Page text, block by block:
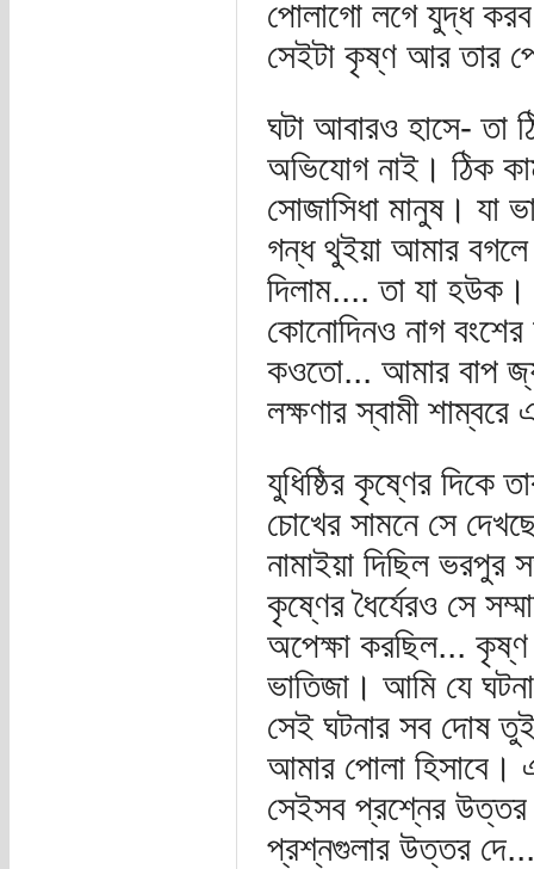
পোলাগো লগে যুদ্ধ
সেইটা কৃষ্ণ আর তার
ঘটা আবারও হাসে- তা
অভিযোগ নাই। ঠিক
সোজাসিধা মানুষ। যা
গন্ধ থুইয়া আমার
দিলাম.... তা যা
কোনোদিনও নাগ
কওতো... আমার বাপ
লক্ষণার স্বামী
যুধিষ্ঠির কৃষ্ণের দিকে
চোখের সামনে সে
নামাইয়া দিছিল ভরপুর
কৃষ্ণের ধৈর্যেরও সে
অপেক্ষা করছিল... কৃষ্ণ
ভাতিজা। আমি যে
সেই ঘটনার সব দোষ
আমার পোলা হিসাবে।
সেইসব প্রশ্নের উত্তর
প্রশ্নগুলার উত্তর